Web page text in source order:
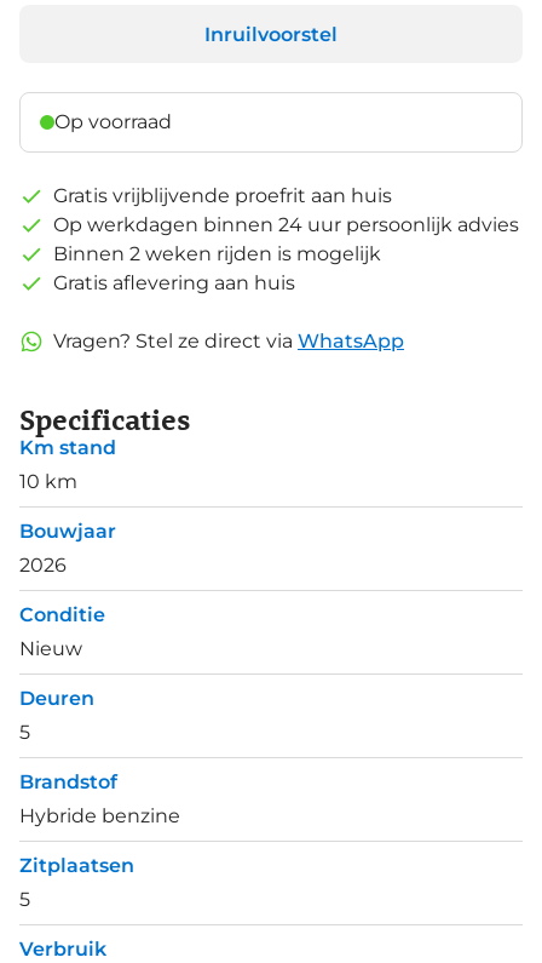
Inruilvoorstel
Op voorraad
Gratis vrijblijvende proefrit aan huis
Op werkdagen binnen 24 uur persoonlijk advies
Binnen 2 weken rijden is mogelijk
Gratis aflevering aan huis
Vragen? Stel ze direct via WhatsApp
Specificaties
Km stand
10 km
Bouwjaar
2026
Conditie
Nieuw
Deuren
5
Brandstof
Hybride benzine
Zitplaatsen
5
Verbruik